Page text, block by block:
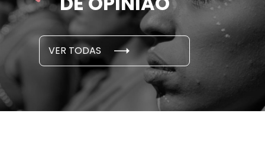
VER TODAS
E PESQUISAS
novembro, 2021